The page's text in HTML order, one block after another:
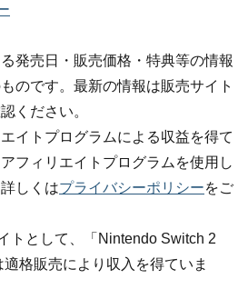
発売日・販売価格・特典等の情報
のです。最新の情報は販売サイト
ください。
イトプログラムによる収益を得て
フィリエイトプログラムを使用し
しくはプライバシーポリシーをご
トとして、「Nintendo Switch 2
格販売により収入を得ていま